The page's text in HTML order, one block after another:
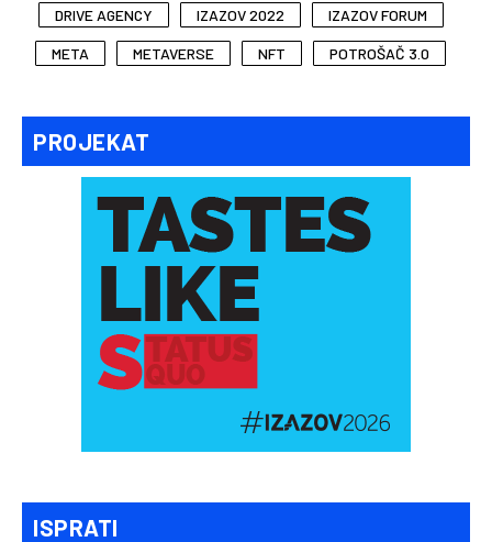
PROJEKAT
ISPRATI
DRIVE AGENCY IZAZOV 2022 IZAZOV FORUM
META METAVERSE NFT POTROŠAČ 3.0